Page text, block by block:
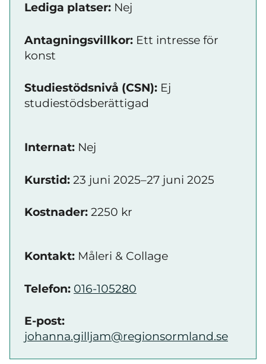
Lediga platser: Nej
Antagningsvillkor: Ett intresse för
konst
Studiestödsnivå (CSN): Ej
studiestödsberättigad
Internat: Nej
Kurstid: 23 juni 2025–27 juni 2025
Kostnader: 2250 kr
Kontakt: Måleri & Collage
Telefon: 016-105280
E-post:
johanna.gilljam@regionsormland.se